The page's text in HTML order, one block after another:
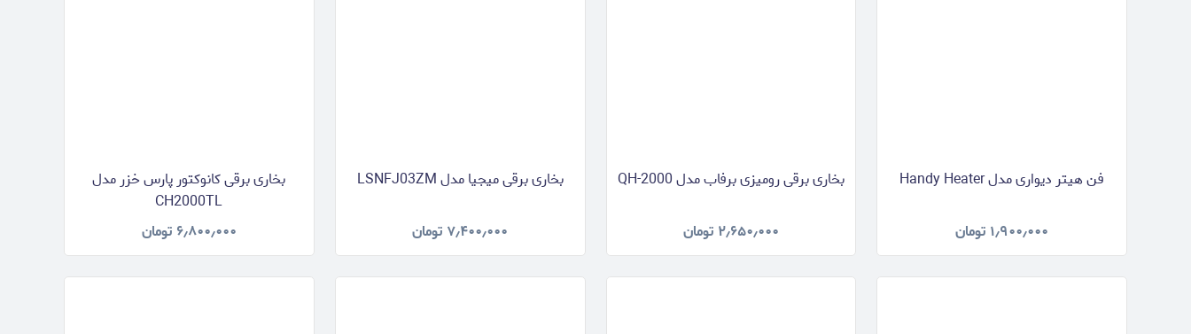
فن هیتر دیواری مدل Handy Heater
۱٫۹۰۰٫۰۰۰ تومان
بخاری برقی رومیزی برفاب مدل QH-2000
۲٫۶۵۰٫۰۰۰ تومان
بخاری برقی میجیا مدل LSNFJ03ZM
۷٫۴۰۰٫۰۰۰ تومان
بخاری برقی کانوکتور پارس خزر مدل
CH2000TL
۶٫۸۰۰٫۰۰۰ تومان